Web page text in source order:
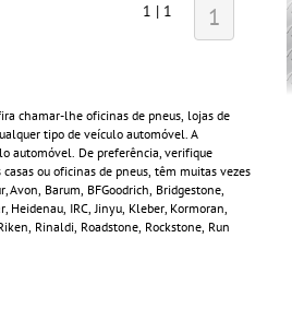
1 | 1 1
chamar-lhe oficinas de pneus, lojas de
tipo de veículo automóvel. A
automóvel. De preferência, verifique
ou oficinas de pneus, têm muitas vezes
Avon, Barum, BFGoodrich, Bridgestone,
IRC, Jinyu, Kleber, Kormoran,
Rinaldi, Roadstone, Rockstone, Run